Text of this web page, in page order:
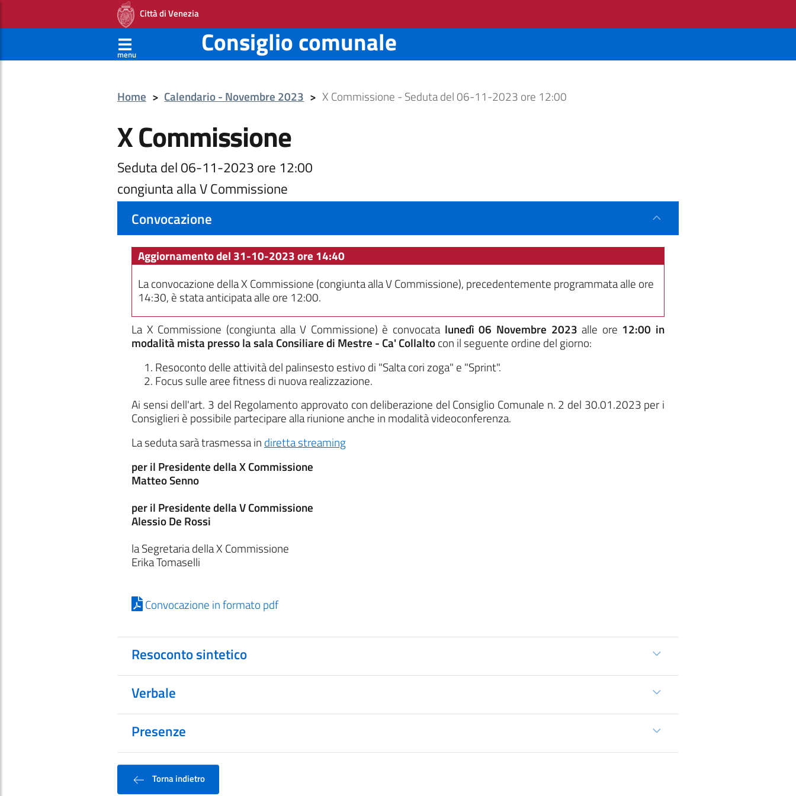
Città di Venezia
menu Consiglio comunale
Home > Calendario - Novembre 2023 > X Commissione - Seduta del 06-11-2023 ore 12:00
X Commissione
Seduta del 06-11-2023 ore 12:00
congiunta alla V Commissione
Convocazione
Aggiornamento del 31-10-2023 ore 14:40
La convocazione della X Commissione (congiunta alla V Commissione), precedentemente programmata alle ore
14:30, è stata anticipata alle ore 12:00.
La X Commissione (congiunta alla V Commissione) è convocata lunedì 06 Novembre 2023 alle ore 12:00 in
modalità mista presso la sala Consiliare di Mestre - Ca' Collaltocon il seguente ordine del giorno:
Resoconto delle attività del palinsesto estivo di "Salta cori zoga" e "Sprint".
Focus sulle aree fitness di nuova realizzazione.
Ai sensi dell'art. 3 del Regolamento approvato con deliberazione del Consiglio Comunale n. 2 del 30.01.2023 per i
Consiglieri è possibile partecipare alla riunione anche in modalità videoconferenza.
La seduta sarà trasmessa in diretta streaming
per il Presidente della X Commissione
Matteo Senno
per il Presidente della V Commissione
Alessio De Rossi
la Segretaria della X Commissione
Erika Tomaselli
Convocazione in formato pdf
Resoconto sintetico
Verbale
Presenze
Torna indietro